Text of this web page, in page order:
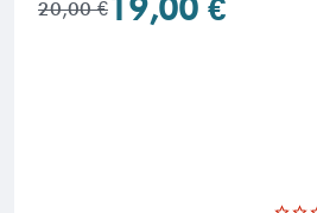
20,00 €19,00 €